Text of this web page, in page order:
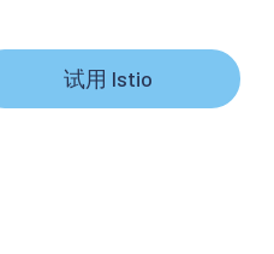
试用 Istio